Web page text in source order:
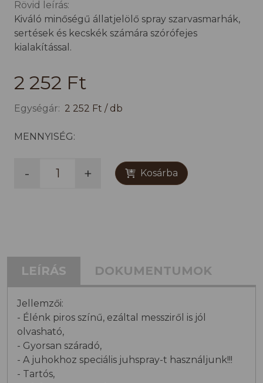
Rövid leírás:
Kiváló minőségű állatjelölő spray szarvasmarhák,
sertések és kecskék számára szórófejes
kialakítással.
2 252 Ft
Egységár: 2 252 Ft / db
MENNYISÉG:
- + Kosárba
LEÍRÁS DOKUMENTUMOK
Jellemzői:
- Élénk piros színű, ezáltal messziről is jól
olvasható,
- Gyorsan száradó,
- A juhokhoz speciális juhspray-t használjunk!!!
- Tartós,